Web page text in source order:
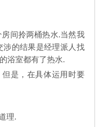
间拎两桶热水.当然我
涉的结果是经理派人找
浴室都有了热水.
是，在具体运用时要
理.